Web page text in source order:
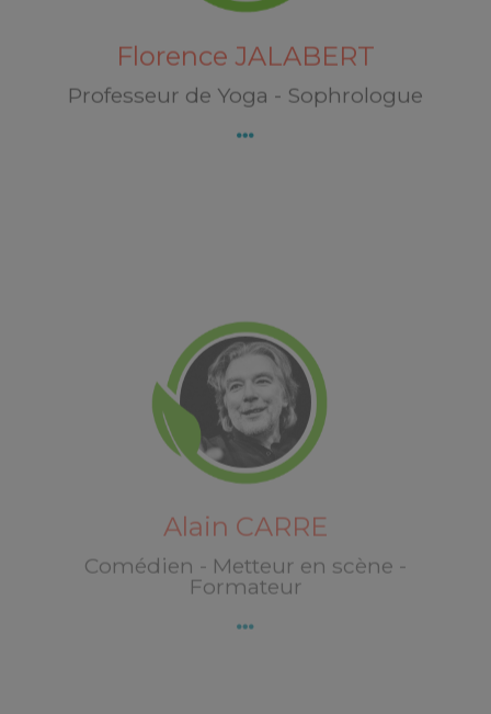
Professeur de Yoga - Sophrologue
Alain CARRE
Comédien - Metteur en scène -
Formateur
Découvrez Alain CARRE